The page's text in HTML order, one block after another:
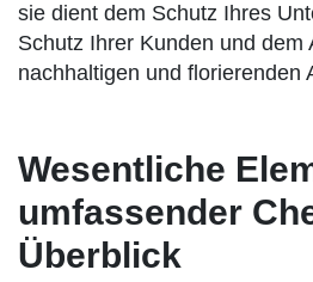
sie dient dem Schutz Ihres
Schutz Ihrer Kunden und dem
nachhaltigen und florierenden
Wesentliche
umfassender
Überblick